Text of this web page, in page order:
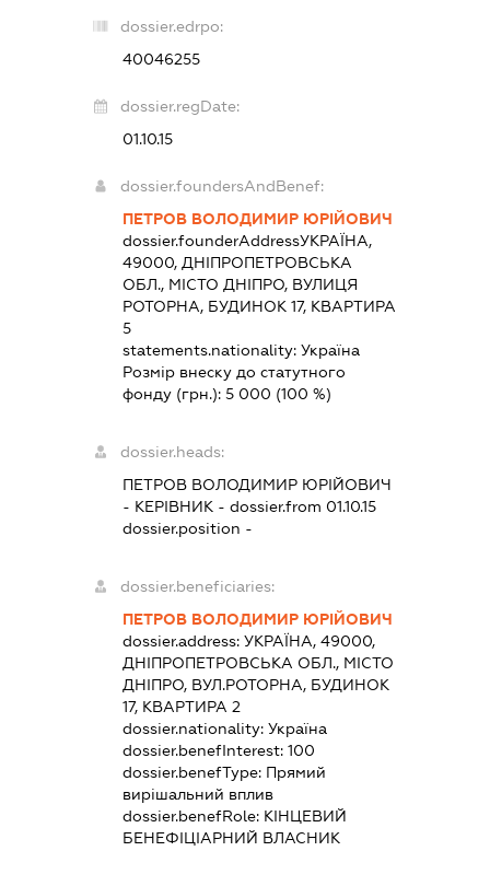
dossier.edrpo:
40046255
dossier.regDate:
01.10.15
dossier.foundersAndBenef:
ПЕТРОВ ВОЛОДИМИР ЮРІЙОВИЧ
dossier.founderAddressУКРАЇНА,
49000, ДНІПРОПЕТРОВСЬКА
ОБЛ., МІСТО ДНІПРО, ВУЛИЦЯ
РОТОРНА, БУДИНОК 17, КВАРТИРА
5
statements.nationality:Україна
Розмір внеску до статутного
фонду (грн.):5 000 (100 %)
dossier.heads:
ПЕТРОВ ВОЛОДИМИР ЮРІЙОВИЧ
- КЕРІВНИК - dossier.from 01.10.15
dossier.position -
dossier.beneficiaries:
ПЕТРОВ ВОЛОДИМИР ЮРІЙОВИЧ
dossier.address:УКРАЇНА, 49000,
ДНІПРОПЕТРОВСЬКА ОБЛ., МІСТО
ДНІПРО, ВУЛ.РОТОРНА, БУДИНОК
17, КВАРТИРА 2
dossier.nationality:Україна
dossier.benefInterest:100
dossier.benefType: Прямий
вирішальний вплив
dossier.benefRole: КІНЦЕВИЙ
БЕНЕФІЦІАРНИЙ ВЛАСНИК